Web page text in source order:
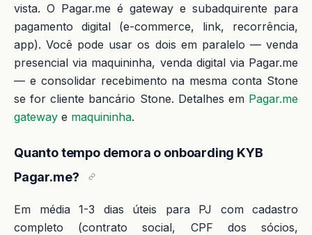
vista. O Pagar.me é gateway e subadquirente para
pagamento digital (e-commerce, link, recorrência,
app). Você pode usar os dois em paralelo — venda
presencial via maquininha, venda digital via Pagar.me
— e consolidar recebimento na mesma conta Stone
se for cliente bancário Stone. Detalhes em Pagar.me
gateway e maquininha.
Quanto tempo demora o onboarding KYB
Pagar.me?
Em média 1-3 dias úteis para PJ com cadastro
completo (contrato social, CPF dos sócios,